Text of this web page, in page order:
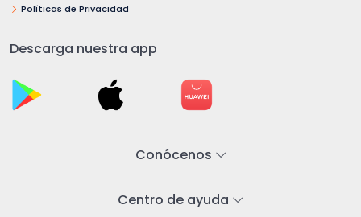
Políticas de Privacidad
Descarga nuestra app
Conócenos
Centro de ayuda